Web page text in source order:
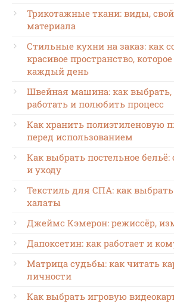
Трикотажные ткани: виды,
материала
Стильные кухни на заказ: как
красивое пространство,
каждый день
Швейная машина: как выбрать,
работать и полюбить процесс
Как хранить полиэтиленовую
перед использованием
Как выбрать постельное
и уходу
Текстиль для СПА: как
халаты
Джеймс Кэмерон: режиссёр,
Дапоксетин: как работает и
Матрица судьбы: как читать
личности
Как выбрать игровую